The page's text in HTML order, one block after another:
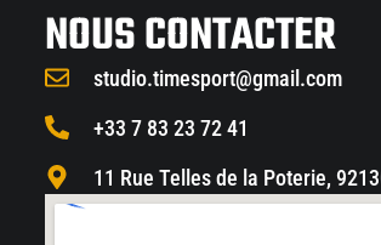
NOUS CONTACTER
studio.timesport@gmail.com
+33 7 83 23 72 41
11 Rue Telles de la Poterie,